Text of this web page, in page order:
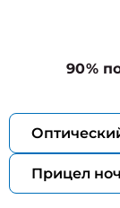
90%
Прицел